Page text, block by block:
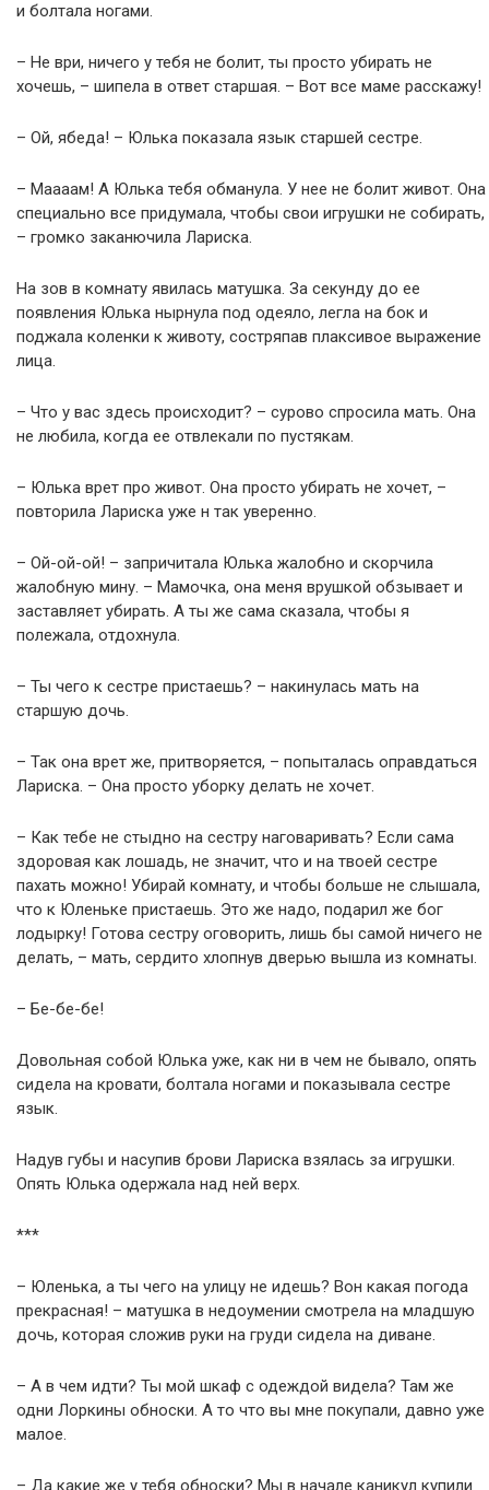
и болтала ногами.
– Не ври, ничего у тебя не болит, ты просто убирать не
хочешь, – шипела в ответ старшая. – Вот все маме расскажу!
– Ой, ябеда! – Юлька показала язык старшей сестре.
– Маааам! А Юлька тебя обманула. У нее не болит живот. Она
специально все придумала, чтобы свои игрушки не собирать,
– громко заканючила Лариска.
На зов в комнату явилась матушка. За секунду до ее
появления Юлька нырнула под одеяло, легла на бок и
поджала коленки к животу, состряпав плаксивое выражение
лица.
– Что у вас здесь происходит? – сурово спросила мать. Она
не любила, когда ее отвлекали по пустякам.
– Юлька врет про живот. Она просто убирать не хочет, –
повторила Лариска уже н так уверенно.
– Ой-ой-ой! – запричитала Юлька жалобно и скорчила
жалобную мину. – Мамочка, она меня врушкой обзывает и
заставляет убирать. А ты же сама сказала, чтобы я
полежала, отдохнула.
– Ты чего к сестре пристаешь? – накинулась мать на
старшую дочь.
– Так она врет же, притворяется, – попыталась оправдаться
Лариска. – Она просто уборку делать не хочет.
– Как тебе не стыдно на сестру наговаривать? Если сама
здоровая как лошадь, не значит, что и на твоей сестре
пахать можно! Убирай комнату, и чтобы больше не слышала,
что к Юленьке пристаешь. Это же надо, подарил же бог
лодырку! Готова сестру оговорить, лишь бы самой ничего не
делать, – мать, сердито хлопнув дверью вышла из комнаты.
– Бе-бе-бе!
Довольная собой Юлька уже, как ни в чем не бывало, опять
сидела на кровати, болтала ногами и показывала сестре
язык.
Надув губы и насупив брови Лариска взялась за игрушки.
Опять Юлька одержала над ней верх.
***
– Юленька, а ты чего на улицу не идешь? Вон какая погода
прекрасная! – матушка в недоумении смотрела на младшую
дочь, которая сложив руки на груди сидела на диване.
– А в чем идти? Ты мой шкаф с одеждой видела? Там же
одни Лоркины обноски. А то что вы мне покупали, давно уже
малое.
– Да какие же у тебя обноски? Мы в начале каникул купили